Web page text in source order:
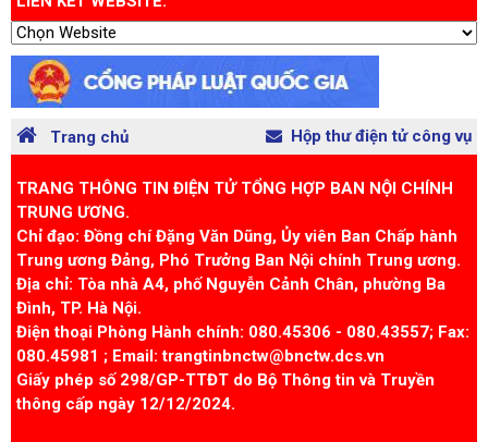
Quy định mới về xử lý kỷ luật cán bộ, công chức, viên chức
LIÊN KẾT WEBSITE:
Trang chủ Hộp thư điện tử công vụ
TRANG THÔNG TIN ĐIỆN TỬ TỔNG HỢP BAN NỘI CHÍNH
TRUNG ƯƠNG.
Chỉ đạo: Đồng chí Đặng Văn Dũng, Ủy viên Ban Chấp hành
Trung ương Đảng, Phó Trưởng Ban Nội chính Trung ương.
Địa chỉ: Tòa nhà A4, phố Nguyễn Cảnh Chân, phường Ba
Đình, TP. Hà Nội.
Điện thoại Phòng Hành chính: 080.45306 - 080.43557; Fax:
080.45981 ; Email: trangtinbnctw@bnctw.dcs.vn